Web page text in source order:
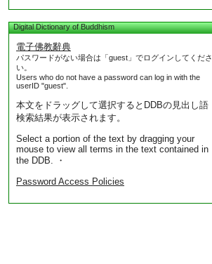
Digital Dictionary of Buddhism
電子佛教辭典
パスワードがない場合は「guest」でログインしてくださ
い。
Users who do not have a password can log in with the
userID "guest".
本文をドラッグして選択するとDDBの見出し語
検索結果が表示されます。
Select a portion of the text by dragging your
mouse to view all terms in the text contained in
the DDB. ・
Password Access Policies